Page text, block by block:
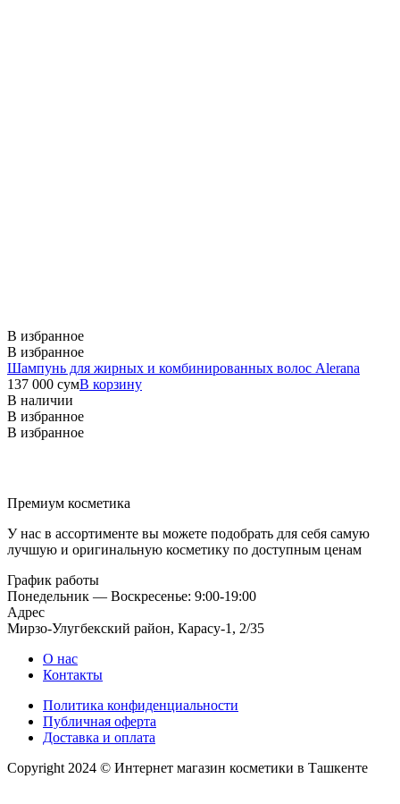
В избранное
В избранное
Шампунь для жирных и комбинированных волос Alerana
137 000 сумВ корзину
В наличии
В избранное
В избранное
Премиум косметика
У нас в ассортименте вы можете подобрать для себя самую
лучшую и оригинальную косметику по доступным ценам
График работы
Понедельник — Воскресенье: 9:00-19:00
Адрес
Мирзо-Улугбекский район, Карасу-1, 2/35
О нас
Контакты
Политика конфиденциальности
Публичная оферта
Доставка и оплата
Copyright 2024 © Интернет магазин косметики в Ташкенте